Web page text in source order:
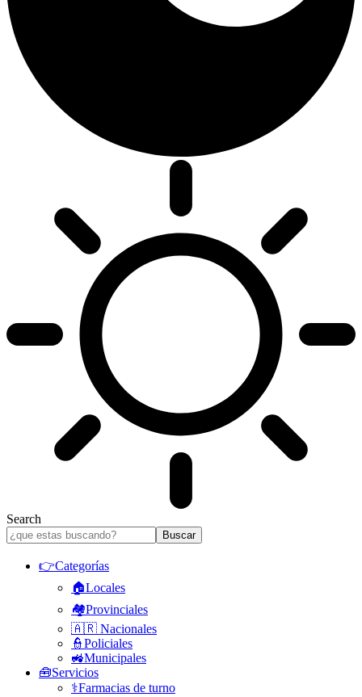
Search
👉Categorías
🏠Locales
🏘️Provinciales
🇦🇷 Nacionales
👮Policiales
🚜Municipales
🧰Servicios
⚕️Farmacias de turno